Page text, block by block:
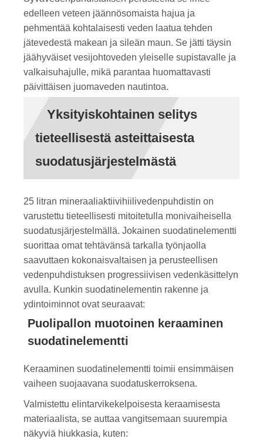
edelleen veteen jäännösomaista hajua ja
pehmentää kohtalaisesti veden laatua tehden
jätevedestä makean ja sileän maun. Se jätti täysin
jäähyväiset vesijohtoveden yleiselle supistavalle ja
valkaisuhajulle, mikä parantaa huomattavasti
päivittäisen juomaveden nautintoa.
Yksityiskohtainen selitys
tieteellisestä asteittaisesta
suodatusjärjestelmästä
25 litran mineraaliaktiivihiilivedenpuhdistin on
varustettu tieteellisesti mitoitetulla monivaiheisella
suodatusjärjestelmällä. Jokainen suodatinelementti
suorittaa omat tehtävänsä tarkalla työnjaolla
saavuttaen kokonaisvaltaisen ja perusteellisen
vedenpuhdistuksen progressiivisen vedenkäsittelyn
avulla. Kunkin suodatinelementin rakenne ja
ydintoiminnot ovat seuraavat:
Puolipallon muotoinen keraaminen
suodatinelementti
Keraaminen suodatinelementti toimii ensimmäisen
vaiheen suojaavana suodatuskerroksena.
Valmistettu elintarvikekelpoisesta keraamisesta
materiaalista, se auttaa vangitsemaan suurempia
näkyviä hiukkasia, kuten: